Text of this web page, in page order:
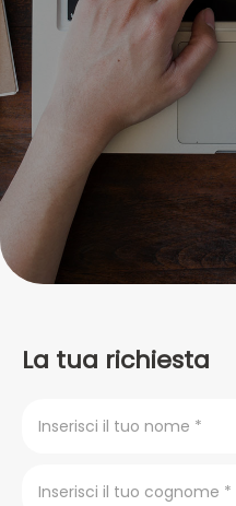
La tua richiesta